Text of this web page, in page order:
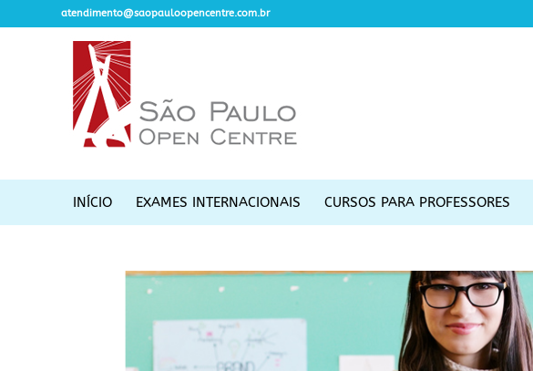
atendimento@saopauloopencentre.com.br
INÍCIO EXAMES INTERNACIONAIS CURSOS PARA PROFESSORES